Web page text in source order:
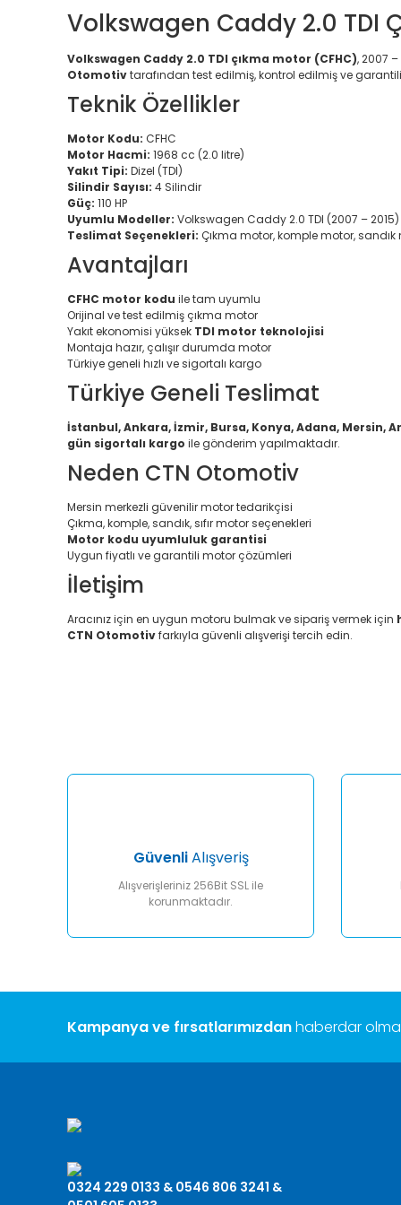
Volkswagen Caddy 2.0 TDI
Volkswagen Caddy 2.0 TDI çıkma motor (CFHC), 2007
Otomotivtarafından test edilmiş, kontrol edilmiş ve
Teknik Özellikler
Motor Kodu: CFHC
Motor Hacmi: 1968 cc (2.0 litre)
Yakıt Tipi: Dizel (TDI)
Silindir Sayısı: 4 Silindir
Güç: 110 HP
Uyumlu Modeller: Volkswagen Caddy 2.0 TDI (2007 – 2015)
Teslimat Seçenekleri: Çıkma motor, komple motor, sandık
Avantajları
CFHC motor kodu ile tam uyumlu
Orijinal ve test edilmiş çıkma motor
Yakıt ekonomisi yüksek TDI motor teknolojisi
Montaja hazır, çalışır durumda motor
Türkiye geneli hızlı ve sigortalı kargo
Türkiye Geneli Teslimat
İstanbul, Ankara, İzmir, Bursa, Konya, Adana, Mersin,
gün sigortalı kargo ile gönderim yapılmaktadır.
Neden CTN Otomotiv
Mersin merkezli güvenilir motor tedarikçisi
Çıkma, komple, sandık, sıfır motor seçenekleri
Motor kodu uyumluluk garantisi
Uygun fiyatlı ve garantili motor çözümleri
İletişim
Aracınız için en uygun motoru bulmak ve sipariş vermek için
CTN Otomotivfarkıyla güvenli alışverişi tercih edin.
Ürün bilgilerinde hatalar bulunuyor.
GüvenliAlışveriş
Alışverişleriniz 256Bit SSL ile
korunmaktadır.
Kampanya ve fırsatlarımızdanhaberdar
0324 229 0133 & 0546 806 3241 &